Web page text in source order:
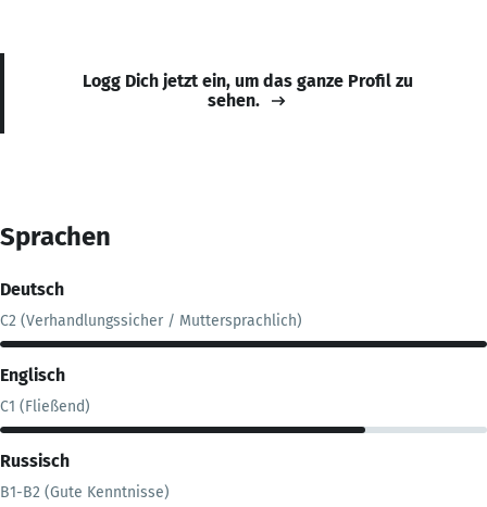
Logg Dich jetzt ein, um das ganze Profil zu
sehen.
Sprachen
Deutsch
C2 (Verhandlungssicher / Muttersprachlich)
Englisch
C1 (Fließend)
Russisch
B1-B2 (Gute Kenntnisse)